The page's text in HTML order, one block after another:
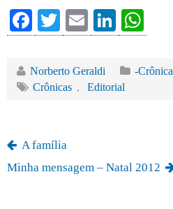
Fa
ce
bo
ok
T
wi
tte
r
E
m
ail
Li
nk
ed
In
ha
ts
Norberto Geraldi -Crônica
Crônicas , Editorial
A família
Minha mensagem – Natal 2012